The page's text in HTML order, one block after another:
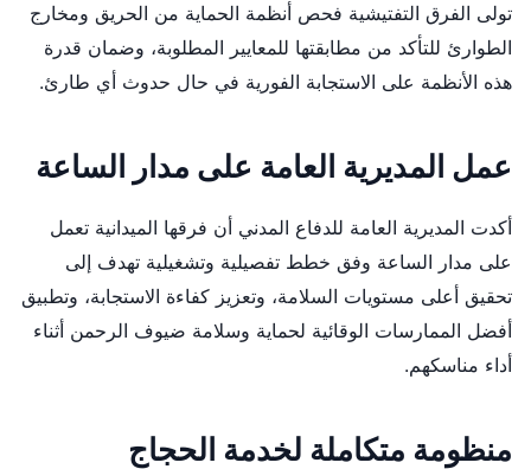
تولى الفرق التفتيشية فحص أنظمة الحماية من الحريق ومخارج
الطوارئ للتأكد من مطابقتها للمعايير المطلوبة، وضمان قدرة
هذه الأنظمة على الاستجابة الفورية في حال حدوث أي طارئ.
عمل المديرية العامة على مدار الساعة
أكدت المديرية العامة للدفاع المدني أن فرقها الميدانية تعمل
على مدار الساعة وفق خطط تفصيلية وتشغيلية تهدف إلى
تحقيق أعلى مستويات السلامة، وتعزيز كفاءة الاستجابة، وتطبيق
أفضل الممارسات الوقائية لحماية وسلامة ضيوف الرحمن أثناء
أداء مناسكهم.
منظومة متكاملة لخدمة الحجاج